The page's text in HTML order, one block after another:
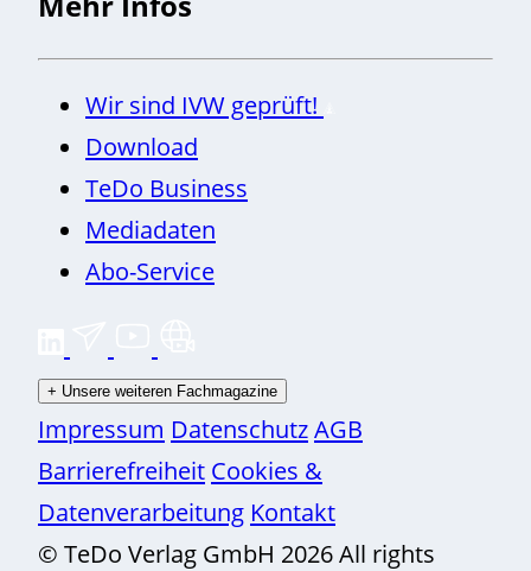
Wir sind IVW geprüft!
Download
TeDo Business
Mediadaten
Abo-Service
+ Unsere weiteren Fachmagazine
Impressum DatenschutzAGB
Barrierefreiheit Cookies &
Datenverarbeitung Kontakt
© TeDo Verlag GmbH 2026 All rights